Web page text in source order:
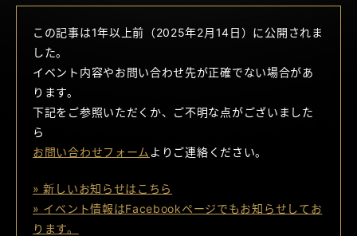
この記事は1年以上前（2025年2月14日）に公開されま
した。
イベント内容やお問い合わせ先が正確でない場合があ
ります。
下記をご参照いただくか、ご不明な点がございました
ら
お問い合わせフォームよりご連絡ください。
» 新しいお知らせはこちら
» イベント情報はFacebookページでもお知らせしてお
ります。